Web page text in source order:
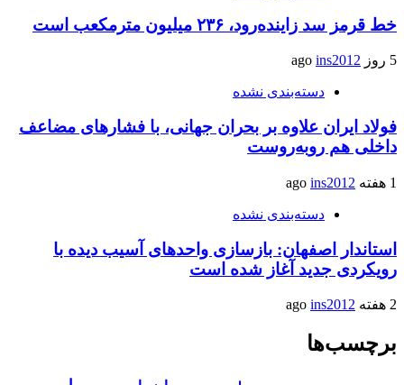
خط قرمز سد زاینده‌رود، ۲۳۶ میلیون مترمکعب است
5 روز ago ins2012
دسته‌بندی نشده
فولاد ایران علاوه بر بحران جهانی، با فشارهای مضاعف
داخلی هم روبه‌روست
1 هفته ago ins2012
دسته‌بندی نشده
استاندار اصفهان: بازسازی واحدهای آسیب دیده با
رویکردی جدید آغاز شده است
2 هفته ago ins2012
برچسب‌ها